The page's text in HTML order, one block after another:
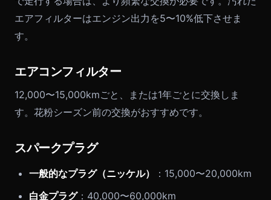
エアフィルターはエンジン出力を5〜10%低下させま
す。
エアコンフィルター
12,000〜15,000kmごと、または1年ごとに交換しま
す。花粉シーズン前の交換がおすすめです。
スパークプラグ
一般的なプラグ（ニッケル）
：15,000〜20,000km
白金プラグ：40,000〜60,000km